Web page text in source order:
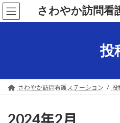
コ
ン
ナ
ビ
さわやか訪問看
投
さわやか訪問看護ステーション 投
2024年2月